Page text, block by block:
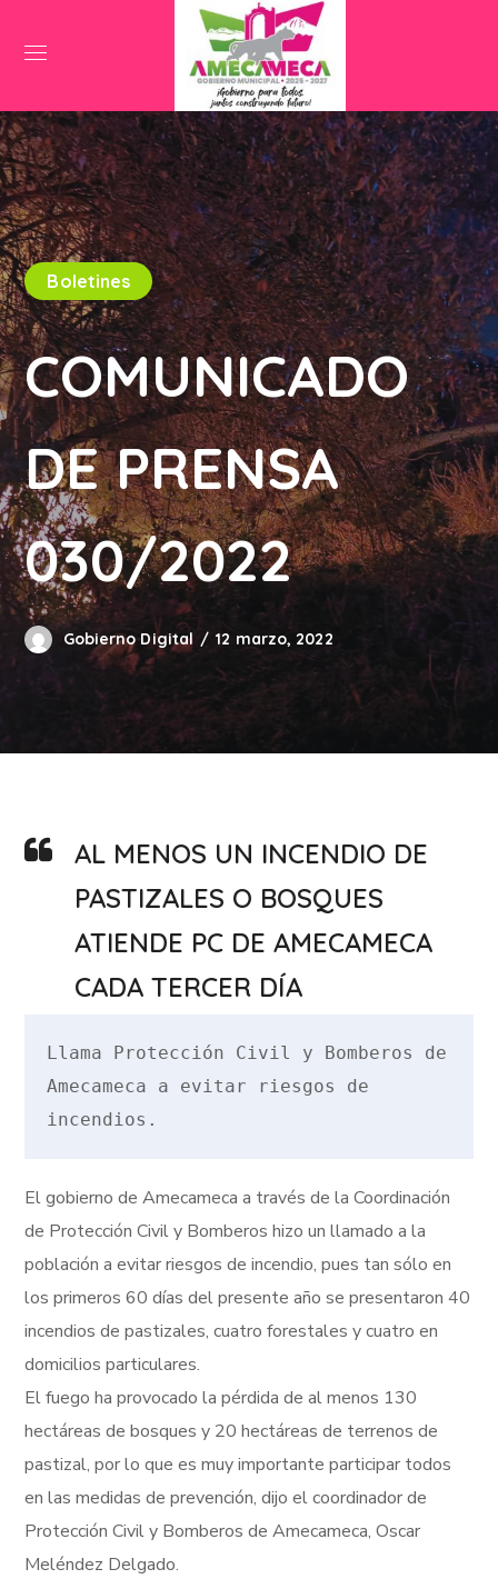
Boletines
COMUNICADO
DE PRENSA
030/2022
Gobierno Digital 12 marzo, 2022
AL MENOS UN INCENDIO DE
PASTIZALES O BOSQUES
ATIENDE PC DE AMECAMECA
CADA TERCER DÍA
Llama Protección Civil y Bomberos de
Amecameca a evitar riesgos de
incendios.
El gobierno de Amecameca a través de la Coordinación
de Protección Civil y Bomberos hizo un llamado a la
población a evitar riesgos de incendio, pues tan sólo en
los primeros 60 días del presente año se presentaron 40
incendios de pastizales, cuatro forestales y cuatro en
domicilios particulares.
El fuego ha provocado la pérdida de al menos 130
hectáreas de bosques y 20 hectáreas de terrenos de
pastizal, por lo que es muy importante participar todos
en las medidas de prevención, dijo el coordinador de
Protección Civil y Bomberos de Amecameca, Oscar
Meléndez Delgado.